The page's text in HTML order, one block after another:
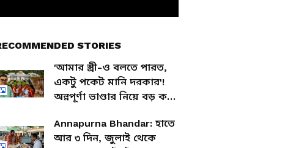
STORIES
'আমার স্ত্রী-ও বলতে পারত,
একটু পকেট মানি দরকার'!
অন্নপূর্ণা ভাণ্ডার নিয়ে বড় কথা
Annapurna Bhandar: হাতে
আর ৩ দিন, জুলাই থেকে